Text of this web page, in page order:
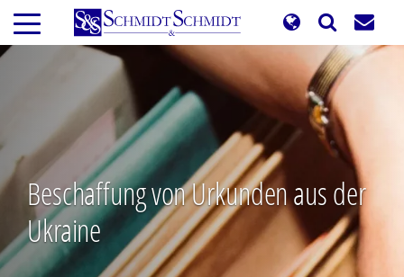
Direkt
zum
Inhalt
Beschaffung von Urkunden aus der
Ukraine